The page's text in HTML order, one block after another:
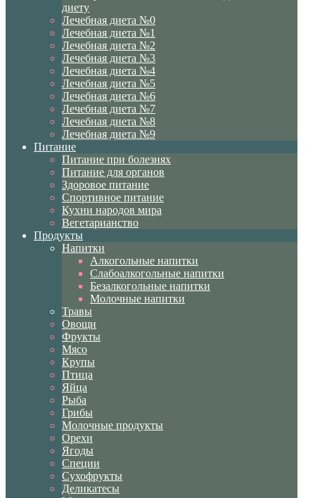
диету
Лечебная диета №0
Лечебная диета №1
Лечебная диета №2
Лечебная диета №3
Лечебная диета №4
Лечебная диета №5
Лечебная диета №6
Лечебная диета №7
Лечебная диета №8
Лечебная диета №9
Питание
Питание при болезнях
Питание для органов
Здоровое питание
Спортивное питание
Кухни народов мира
Вегетарианство
Продукты
Напитки
Алкогольные напитки
Слабоалкогольные напитки
Безалкогольные напитки
Молочные напитки
Травы
Овощи
Фрукты
Мясо
Крупы
Птица
Яйца
Рыба
Грибы
Молочные продукты
Орехи
Ягоды
Специи
Сухофрукты
Деликатесы